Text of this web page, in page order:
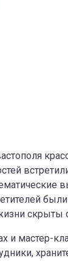
скрыты
и мастер-